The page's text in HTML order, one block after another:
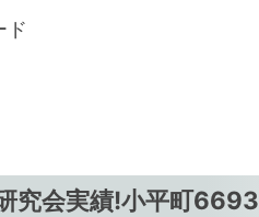
ド
究会実績!小平町6693